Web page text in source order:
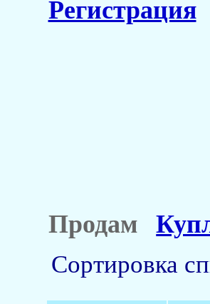
Регистрация
Продам
Сортировка